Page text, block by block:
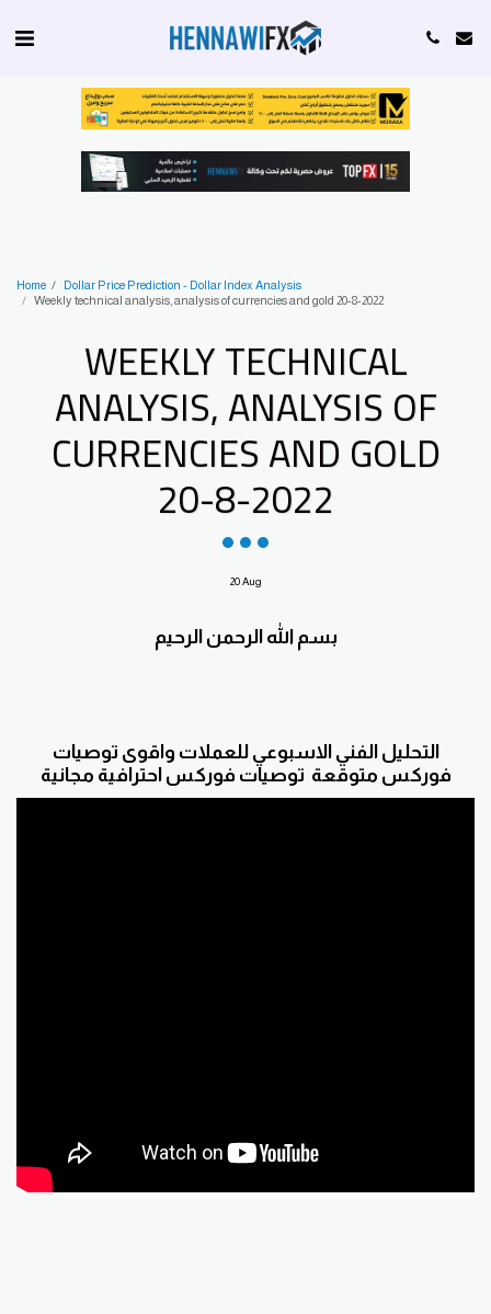
Home
Dollar Price Prediction - Dollar Index Analysis
Weekly technical analysis, analysis of currencies and gold 20-8-2022
WEEKLY TECHNICAL
ANALYSIS, ANALYSIS OF
CURRENCIES AND GOLD
20-8-2022
20Aug
بسم الله الرحمن الرحيم
التحليل الفني الاسبوعي للعملات واقوى توصيات
فوركس متوقعة توصيات فوركس احترافية مجانية